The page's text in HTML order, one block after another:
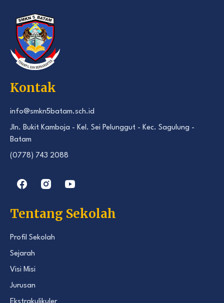
Kontak
info@smkn5batam.sch.id
Jln. Bukit Kamboja - Kel. Sei Pelunggut - Kec. Sagulung -
Batam
(0778) 743 2088
Tentang Sekolah
Profil Sekolah
Sejarah
Visi Misi
Jurusan